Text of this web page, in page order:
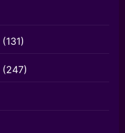
(131)
(247)